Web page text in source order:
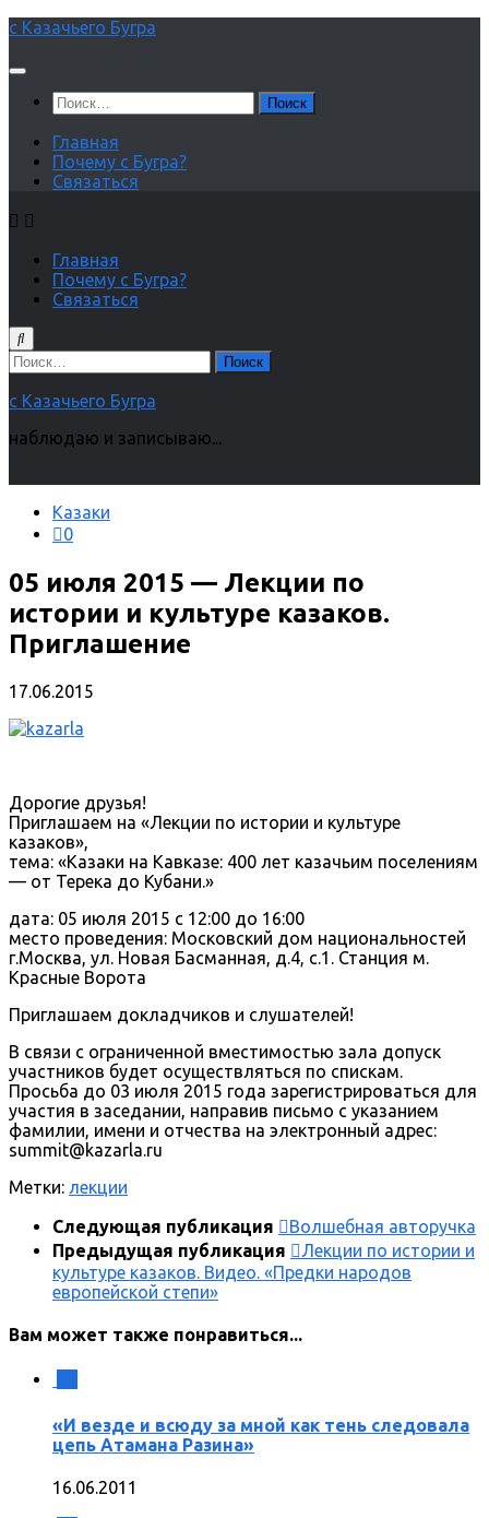
Перейти
содержимому
с Казачьего Бугра
Найти:
Главная
Почему с Бугра?
Связаться
Главная
Почему с Бугра?
Связаться
Найти:
с Казачьего Бугра
наблюдаю и записываю...
Казаки
0
05 июля 2015 — Лекции по
истории и культуре казаков.
Приглашение
17.06.2015
Дорогие друзья!
Приглашаем на «Лекции по истории и культуре
казаков»,
тема: «Казаки на Кавказе: 400 лет казачьим поселениям
— от Терека до Кубани.»
дата: 05 июля 2015 с 12:00 до 16:00
место проведения: Московский дом национальностей
г.Москва, ул. Новая Басманная, д.4, с.1. Станция м.
Красные Ворота
Приглашаем докладчиков и слушателей!
В связи с ограниченной вместимостью зала допуск
участников будет осуществляться по спискам.
Просьба до 03 июля 2015 года зарегистрироваться для
участия в заседании, направив письмо с указанием
фамилии, имени и отчества на электронный адрес:
summit@kazarla.ru
Метки: лекции
Следующая публикация
Волшебная авторучка
Предыдущая публикация
Лекции по истории и
культуре казаков. Видео. «Предки народов
европейской степи»
Вам может также понравиться...
«И везде и всюду за мной как тень следовала
цепь Атамана Разина»
16.06.2011